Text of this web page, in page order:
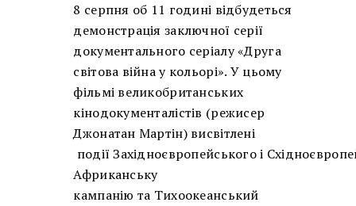
8 серпня об 11 годині відбудеться
демонстрація заключної серії
документального серіалу «Друга
світова війна у кольорі». У цьому
фільмі великобританських
кінодокументалістів (режисер
Джонатан Мартін) висвітлені
події Західноєвропейського і
Африканську
кампанію та Тихоокеанський